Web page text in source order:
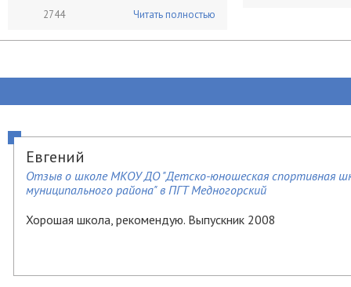
2744 Читать полностью
Евгений
Отзыв о школе МКОУ ДО "Детско-юношеская спортивная
муниципального района" в ПГТ Медногорский
Хорошая школа, рекомендую. Выпускник 2008